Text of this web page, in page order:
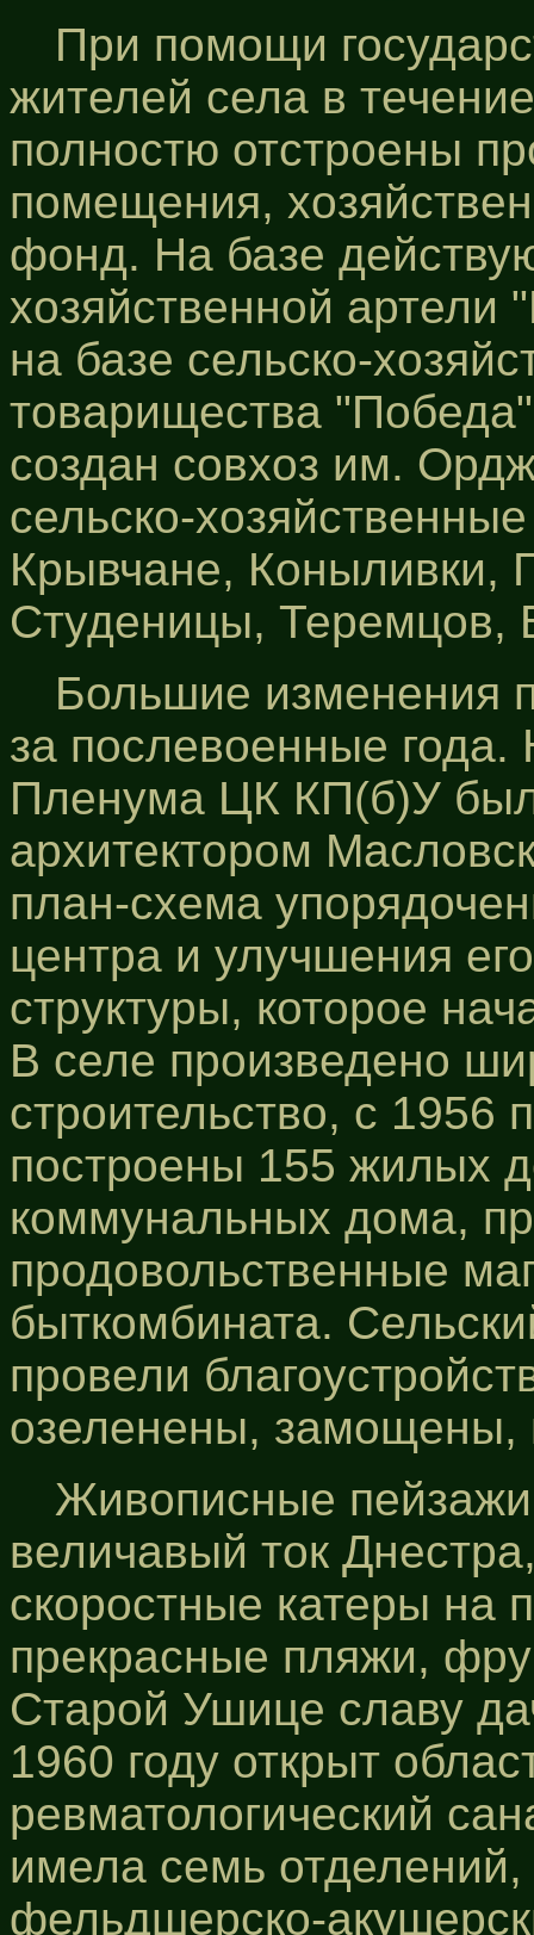
При помощи
жителей села в
полностю отстроены
помещения,
фонд. На базе
хозяйственной артели
на базе сельско-
товарищества
создан совхоз им.
сельско-
Крывчане, Коныливки,
Студеницы, Теремцов,
Большие изменения
за послевоенные
Пленума ЦК КП(б)У
архитектором
план-схема
центра и улучшения
структуры, которое
В селе произведено
строительство, с 1956
построены 155 жилых
коммунальных дома,
продовольственные
быткомбината.
провели
озеленены, замощены,
Живописные
величавый ток
скоростные катеры на
прекрасные пляжи,
Старой Ушице славу
1960 году открыт
ревматологический
имела семь отделений,
фельдшерско-